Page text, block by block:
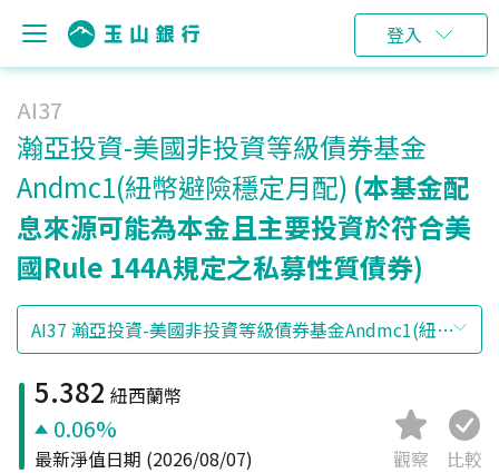
登入
AI37
瀚亞投資-美國非投資等級債券基金
Andmc1(紐幣避險穩定月配) (本基金配
息來源可能為本金且主要投資於符合美
國Rule 144A規定之私募性質債券)
5.382 紐西蘭幣
0.06%
最新淨值日期 (2026/08/07) 觀察 比較